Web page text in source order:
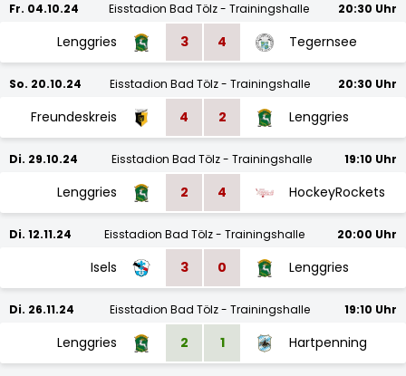
Fr. 04.10.24 Eisstadion Bad Tölz - Trainingshalle 20:30 Uhr
Lenggries 3 4 Tegernsee
So. 20.10.24 Eisstadion Bad Tölz - Trainingshalle 20:30 Uhr
Freundeskreis 4 2 Lenggries
Di. 29.10.24 Eisstadion Bad Tölz - Trainingshalle 19:10 Uhr
Lenggries 2 4 HockeyRockets
Di. 12.11.24 Eisstadion Bad Tölz - Trainingshalle 20:00 Uhr
Isels 3 0 Lenggries
Di. 26.11.24 Eisstadion Bad Tölz - Trainingshalle 19:10 Uhr
Lenggries 2 1 Hartpenning